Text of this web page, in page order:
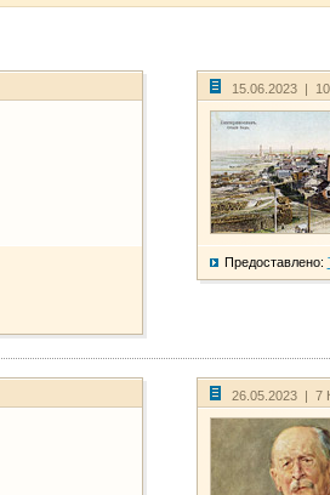
15.06.2023 |
Предоставлено:
26.05.2023 | 7